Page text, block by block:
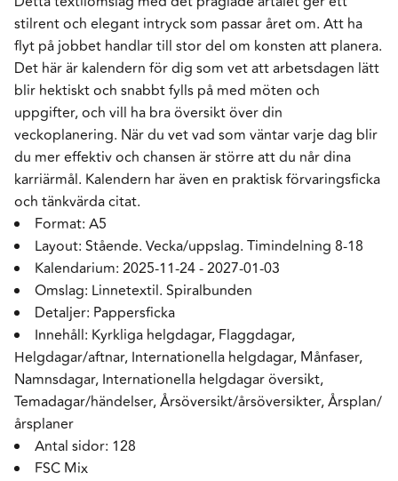
stilrent och elegant intryck som passar året om. Att ha
flyt på jobbet handlar till stor del om konsten att planera.
Det här är kalendern för dig som vet att arbetsdagen lätt
blir hektiskt och snabbt fylls på med möten och
uppgifter, och vill ha bra översikt över din
veckoplanering. När du vet vad som väntar varje dag blir
du mer effektiv och chansen är större att du når dina
karriärmål. Kalendern har även en praktisk förvaringsficka
och tänkvärda citat.
Format: A5
Layout: Stående. Vecka/uppslag. Timindelning 8-18
Kalendarium: 2025-11-24 - 2027-01-03
Omslag: Linnetextil. Spiralbunden
Detaljer: Pappersficka
Innehåll: Kyrkliga helgdagar, Flaggdagar,
Helgdagar/aftnar, Internationella helgdagar, Månfaser,
Namnsdagar, Internationella helgdagar översikt,
Temadagar/händelser, Årsöversikt/årsöversikter, Årsplan/
årsplaner
Antal sidor: 128
FSC Mix